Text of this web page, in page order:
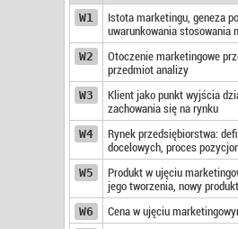
W1
Istota marketingu, geneza
uwarunkowania stosowania
W2
Otoczenie marketingowe
przedmiot analizy
W3
Klient jako punkt wyjścia
zachowania się na rynku
W4
Rynek przedsiębiorstwa:
docelowych, proces
W5
Produkt w ujęciu
jego tworzenia, nowy
W6
Cena w ujęciu